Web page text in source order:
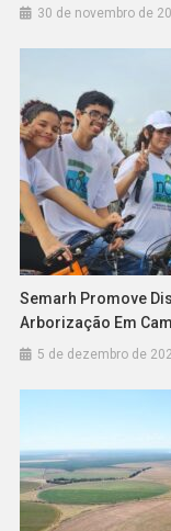
30 de novembro de
Semarh Promove
Arborização Em
5 de dezembro de